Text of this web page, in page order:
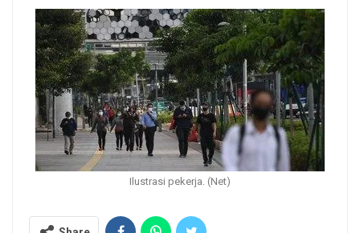
Ilustrasi pekerja. (Net)